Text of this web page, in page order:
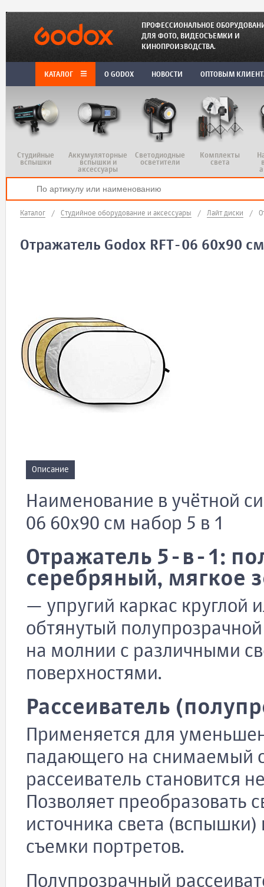
ПРОФЕССИОНАЛЬНОЕ
ДЛЯ ФОТО, ВИДЕОСЪЕМКИ И
КИНОПРОИЗВОДСТВА.
КАТАЛОГ O GODOX НОВОСТИ ОПТОВЫМ
Студийные
вспышки
Аккумуляторные
вспышки и
аксессуары
Светодиодные
осветители
Комплекты
света
Каталог / Студийное оборудование и аксессуары / Лайт диски /
Отражатель Godox RFT-06 60x90
Описание
Наименование в учётной
06 60x90 см набор 5 в 1
Отражатель 5-в-1:
серебряный, мягкое
— упругий каркас
обтянутый
на молнии с различными
поверхностями.
Рассеиватель
Применяется для
падающего на снимаемый
рассеиватель становится
Позволяет преобразовать
источника света
съемки портретов.
Полупрозрачный